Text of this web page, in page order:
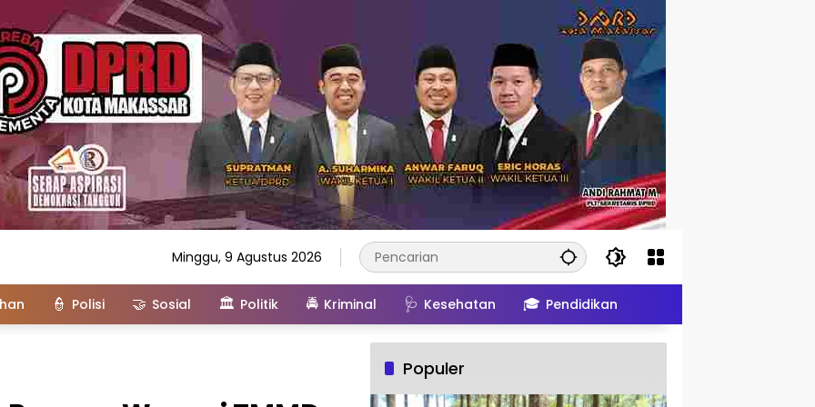
Minggu, 9 Agustus 2026
👮 Polisi 🤝 Sosial 🏛️ Politik 🚔 Kriminal 🩺 Kesehatan 🎓 Pendidikan
Populer